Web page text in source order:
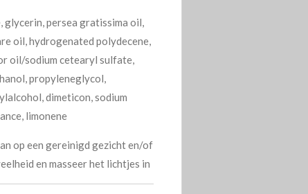
glycerin, persea gratissima oil,
oil, hydrogenated polydecene,
oil/sodium cetearyl sulfate,
propyleneglycol,
dimeticon, sodium
limonene
op een gereinigd gezicht en/of
en masseer het lichtjes in